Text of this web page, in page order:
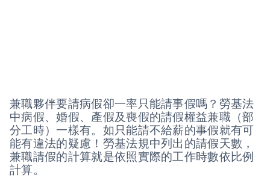
兼職夥伴要請病假卻一率只能請事假嗎？勞基法
中病假、婚假、產假及喪假的請假權益兼職（部
分工時）一樣有。如只能請不給薪的事假就有可
能有違法的疑慮！勞基法規中列出的請假天數，
兼職請假的計算就是依照實際的工作時數依比例
計算。